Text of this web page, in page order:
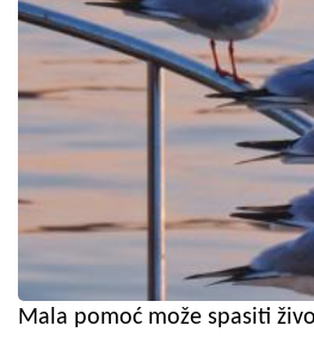
Mala pomoć može spasiti